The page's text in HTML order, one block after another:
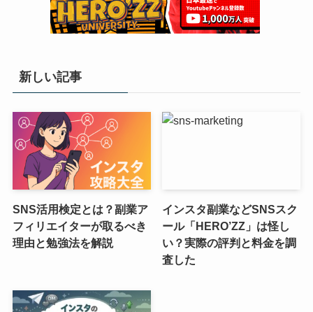
新しい記事
SNS活用検定とは？副業ア
フィリエイターが取るべき
理由と勉強法を解説
インスタ副業などSNSスク
ール「HERO’ZZ」は怪し
い？実際の評判と料金を調
査した